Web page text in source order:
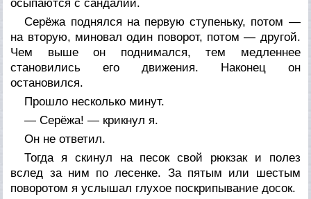
осыпаются с сандалий.
Серёжа поднялся на первую ступеньку, потом —
на вторую, миновал один поворот, потом — другой.
Чем выше он поднимался, тем медленнее
становились его движения. Наконец он
остановился.
Прошло несколько минут.
— Серёжа! — крикнул я.
Он не ответил.
Тогда я скинул на песок свой рюкзак и полез
вслед за ним по лесенке. За пятым или шестым
поворотом я услышал глухое поскрипывание досок.